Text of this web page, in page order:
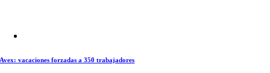
Avex: vacaciones forzadas a 350 trabajadores